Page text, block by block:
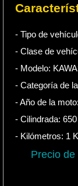
- Tipo de
- Clase de
- Modelo:
- Categoría de
- Año de la moto:
- Cilindrada: 650
- Kilómetros: 1
Precio de